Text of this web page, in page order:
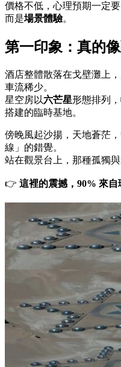
價格不低，心理預期一定
而是場景體驗。
第一印象：真的
酒店整體散落在戈壁灘上
車流稀少。
星空房以六芒星形態排列
搭建的臨時基地。
傍晚風起沙揚，天地蒼茫
線」的錯覺。
站在觀景台上，那種孤獨
👉 這裡的震撼，90% 來自